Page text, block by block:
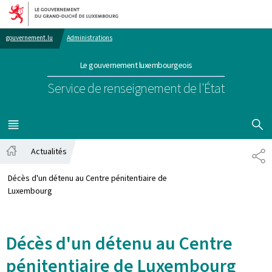
Aller au menu principal
Aller au contenu
gouvernement.lu Administrations
Le gouvernement luxembourgeois
Service de renseignement de l'État
MENU
PRINCIPAL
Actualités
Décès d'un détenu au Centre pénitentiaire de
Luxembourg
Décès d'un détenu au Centre
pénitentiaire de Luxembourg